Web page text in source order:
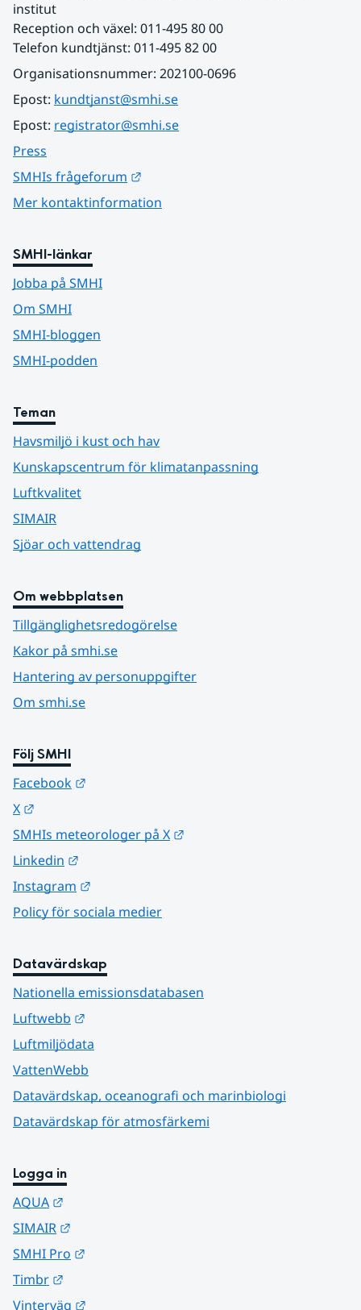
institut
Reception och växel: 011-495 80 00
Telefon kundtjänst: 011-495 82 00
Organisationsnummer: 202100-0696
Epost: kundtjanst@smhi.se
Epost: registrator@smhi.se
Press
SMHIs frågeforum
Mer kontaktinformation
SMHI-länkar
Jobba på SMHI
Om SMHI
SMHI-bloggen
SMHI-podden
Teman
Havsmiljö i kust och hav
Kunskapscentrum för klimatanpassning
Luftkvalitet
SIMAIR
Sjöar och vattendrag
Om webbplatsen
Tillgänglighetsredogörelse
Kakor på smhi.se
Hantering av personuppgifter
Om smhi.se
Följ SMHI
Facebook
X
SMHIs meteorologer på X
Linkedin
Instagram
Policy för sociala medier
Datavärdskap
Nationella emissionsdatabasen
Luftwebb
Luftmiljödata
VattenWebb
Datavärdskap, oceanografi och marinbiologi
Datavärdskap för atmosfärkemi
Logga in
AQUA
SIMAIR
SMHI Pro
Timbr
Vinterväg